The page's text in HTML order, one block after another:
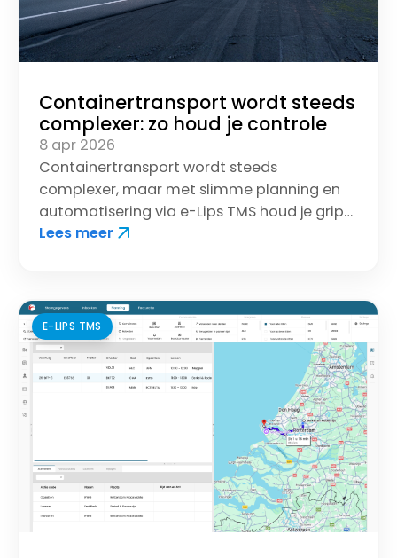
Containertransport wordt steeds
complexer: zo houd je controle
8 apr 2026
Containertransport wordt steeds
complexer, maar met slimme planning en
automatisering via e-Lips TMS houd je grip
op ritten, tijdsloten en communicatie.
Lees meer
E-LIPS TMS